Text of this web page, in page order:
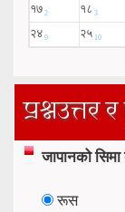
प्रश्नउत्तर
जापानको
रूस